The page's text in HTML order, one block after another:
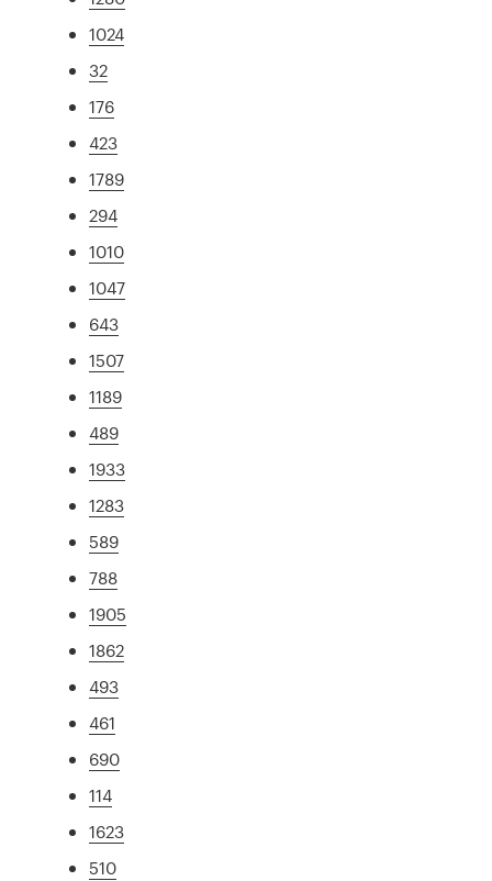
1024
32
176
423
1789
294
1010
1047
643
1507
1189
489
1933
1283
589
788
1905
1862
493
461
690
114
1623
510